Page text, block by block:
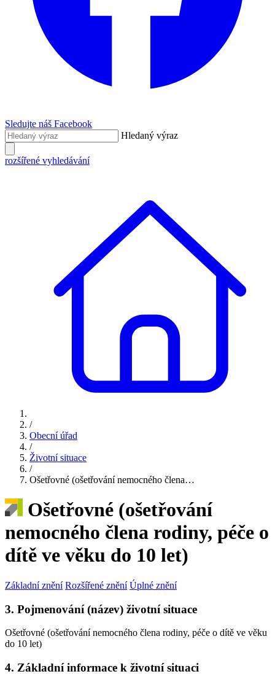
Sledujte náš Facebook
Hledaný výraz
rozšířené vyhledávání
/
Obecní úřad
/
Životní situace
/
Ošetřovné (ošetřování nemocného člena…
Ošetřovné (ošetřování
nemocného člena rodiny, péče o
dítě ve věku do 10 let)
Základní znění Rozšířené znění Úplné znění
3. Pojmenování (název) životní situace
Ošetřovné (ošetřování nemocného člena rodiny, péče o dítě ve věku
do 10 let)
4. Základní informace k životní situaci